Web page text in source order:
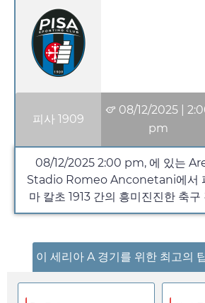
피사 1909
08/12/2025|
pm
08/12/2025 2:00 pm, 에 있는
Stadio Romeo Anconetani에서
마 칼초 1913 간의 흥미진진한 축
이 세리아 A 경기를 위한 최고의